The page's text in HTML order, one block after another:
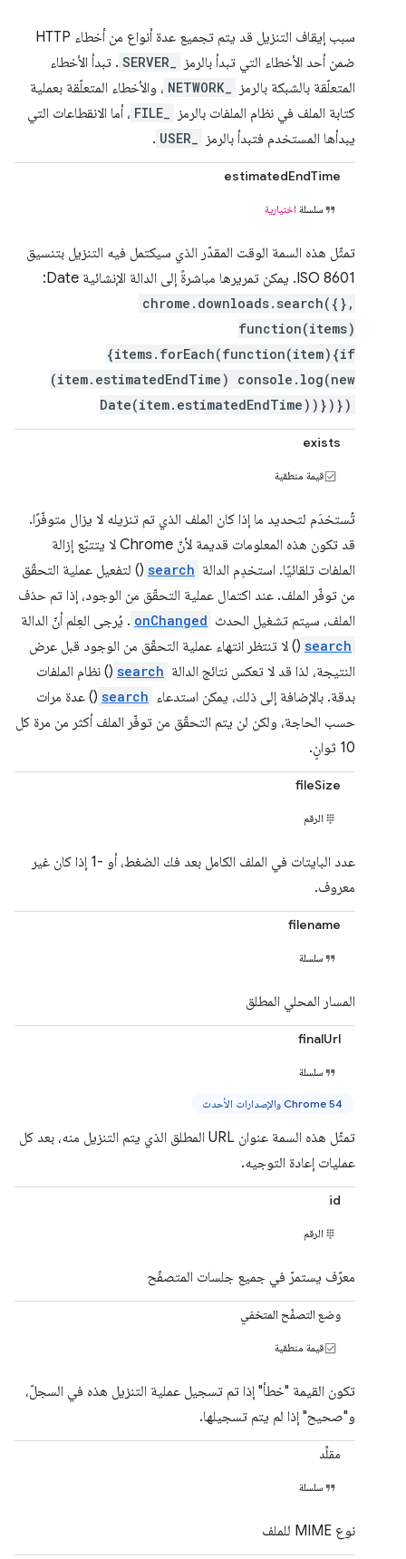
سبب إيقاف التنزيل قد يتم تجميع عدة أنواع من أخطاء HTTP
ضمن أحد الأخطاء التي تبدأ بالرمز
SERVER_ . تبدأ الأخطاء
المتعلّقة بالشبكة بالرمز
NETWORK_ ، والأخطاء المتعلّقة بعملية
كتابة الملف في نظام الملفات بالرمز
FILE_ ، أما الانقطاعات التي
يبدأها المستخدم فتبدأ بالرمز
USER_
.
estimatedEndTime
سلسلة اختيارية
تمثّل هذه السمة الوقت المقدّر الذي سيكتمل فيه التنزيل بتنسيق
ISO 8601. يمكن تمريرها مباشرةً إلى الدالة الإنشائية Date:
chrome.downloads.search({},
function(items)
{items.forEach(function(item){if
(item.estimatedEndTime) console.log(new
Date(item.estimatedEndTime))})})
exists
قيمة منطقية
تُستخدَم لتحديد ما إذا كان الملف الذي تم تنزيله لا يزال متوفّرًا.
قد تكون هذه المعلومات قديمة لأنّ Chrome لا يتتبّع إزالة
الملفات تلقائيًا. استخدِم الدالة search () لتفعيل عملية التحقّق
من توفّر الملف. عند اكتمال عملية التحقّق من الوجود، إذا تم حذف
الملف، سيتم تشغيل الحدث onChanged . يُرجى العِلم أنّ الدالة
search () لا تنتظر انتهاء عملية التحقّق من الوجود قبل عرض
النتيجة، لذا قد لا تعكس نتائج الدالة search () نظام الملفات
بدقة. بالإضافة إلى ذلك، يمكن استدعاء search () عدة مرات
حسب الحاجة، ولكن لن يتم التحقّق من توفّر الملف أكثر من مرة كل
10 ثوانٍ.
fileSize
الرقم
عدد البايتات في الملف الكامل بعد فك الضغط، أو -1 إذا كان غير
معروف.
filename
سلسلة
المسار المحلي المطلق
finalUrl
سلسلة
Chrome 54 والإصدارات الأحدث
تمثّل هذه السمة عنوان URL المطلق الذي يتم التنزيل منه، بعد كل
عمليات إعادة التوجيه.
id
الرقم
معرّف يستمرّ في جميع جلسات المتصفّح
وضع التصفّح المتخفي
قيمة منطقية
تكون القيمة "خطأ" إذا تم تسجيل عملية التنزيل هذه في السجلّ،
و"صحيح" إذا لم يتم تسجيلها.
مقلِّد
سلسلة
نوع MIME للملف